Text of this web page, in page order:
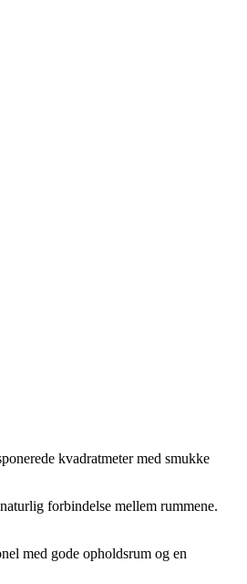
kvadratmeter med smukke
forbindelse mellem rummene.
med gode opholdsrum og en